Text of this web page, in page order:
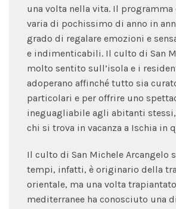
una volta nella vita. Il programma
varia di pochissimo di anno in
grado di regalare emozioni e
e indimenticabili. Il culto di San
molto sentito sull’isola e i
adoperano affinché tutto sia
particolari e per offrire uno
ineguagliabile agli abitanti stessi,
chi si trova in vacanza a Ischia in
Il culto di San Michele Arcangelo
tempi, infatti, è originario della
orientale, ma una volta
mediterranee ha conosciuto una